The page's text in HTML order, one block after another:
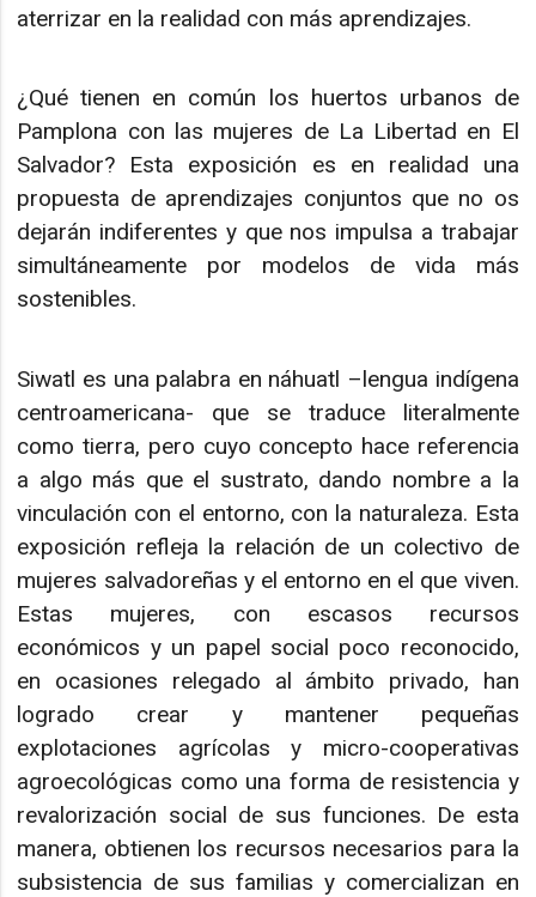
aterrizar en la realidad con más aprendizajes.
¿Qué tienen en común los huertos urbanos de
Pamplona con las mujeres de La Libertad en El
Salvador? Esta exposición es en realidad una
propuesta de aprendizajes conjuntos que no os
dejarán indiferentes y que nos impulsa a trabajar
simultáneamente por modelos de vida más
sostenibles.
Siwatl es una palabra en náhuatl –lengua indígena
centroamericana- que se traduce literalmente
como tierra, pero cuyo concepto hace referencia
a algo más que el sustrato, dando nombre a la
vinculación con el entorno, con la naturaleza. Esta
exposición refleja la relación de un colectivo de
mujeres salvadoreñas y el entorno en el que viven.
Estas mujeres, con escasos recursos
económicos y un papel social poco reconocido,
en ocasiones relegado al ámbito privado, han
logrado crear y mantener pequeñas
explotaciones agrícolas y micro-cooperativas
agroecológicas como una forma de resistencia y
revalorización social de sus funciones. De esta
manera, obtienen los recursos necesarios para la
subsistencia de sus familias y comercializan en